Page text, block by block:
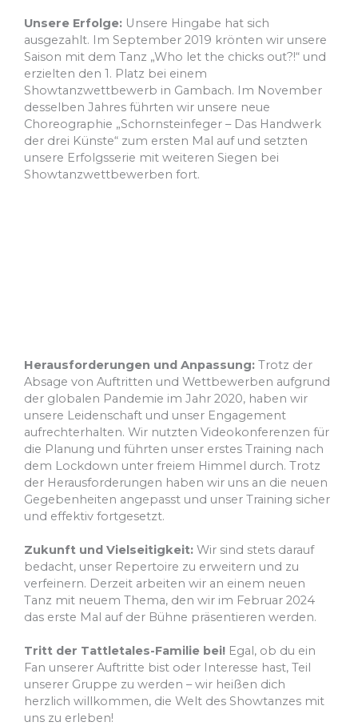
Unsere Erfolge: Unsere Hingabe hat sich
ausgezahlt. Im September 2019 krönten wir unsere
Saison mit dem Tanz „Who let the chicks out?!“ und
erzielten den 1. Platz bei einem
Showtanzwettbewerb in Gambach. Im November
desselben Jahres führten wir unsere neue
Choreographie „Schornsteinfeger – Das Handwerk
der drei Künste“ zum ersten Mal auf und setzten
unsere Erfolgsserie mit weiteren Siegen bei
Showtanzwettbewerben fort.
Herausforderungen und Anpassung: Trotz der
Absage von Auftritten und Wettbewerben aufgrund
der globalen Pandemie im Jahr 2020, haben wir
unsere Leidenschaft und unser Engagement
aufrechterhalten. Wir nutzten Videokonferenzen für
die Planung und führten unser erstes Training nach
dem Lockdown unter freiem Himmel durch. Trotz
der Herausforderungen haben wir uns an die neuen
Gegebenheiten angepasst und unser Training sicher
und effektiv fortgesetzt.
Zukunft und Vielseitigkeit: Wir sind stets darauf
bedacht, unser Repertoire zu erweitern und zu
verfeinern. Derzeit arbeiten wir an einem neuen
Tanz mit neuem Thema, den wir im Februar 2024
das erste Mal auf der Bühne präsentieren werden.
Tritt der Tattletales-Familie bei! Egal, ob du ein
Fan unserer Auftritte bist oder Interesse hast, Teil
unserer Gruppe zu werden – wir heißen dich
herzlich willkommen, die Welt des Showtanzes mit
uns zu erleben!